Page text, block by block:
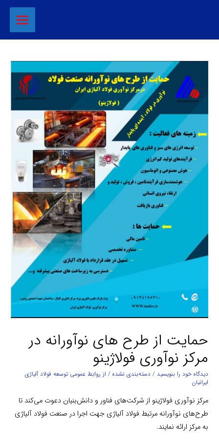
حمایت از طرح های نوآورانه در
مرکز نوآوری فولاژینو
دیدگاه‌ خود را بنویسید /دسته‌بندی نشده / از روابط عمومی توسعه فولاد آلیاژی
ایرانیان
مرکز نوآوری فولاژینو از شرکت‌های فناور و دانش‌بنیان دعوت می‌کند تا
طرح‌های نوآورانه مرتبط فولاد آلیاژی جهت اجرا در صنعت فولاد آلیاژی
به مرکز ارائه نمایند.